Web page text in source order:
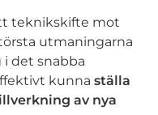
teknikskifte mot
utmaningarna
det snabba
kunna ställa
av nya